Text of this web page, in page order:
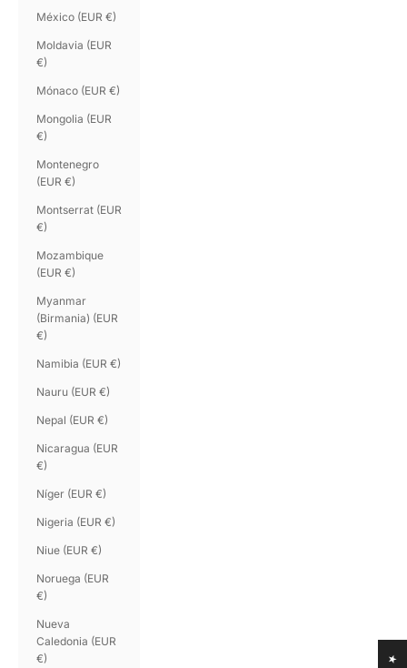
México (EUR €)
Moldavia (EUR
€)
Mónaco (EUR €)
Mongolia (EUR
€)
Montenegro
(EUR €)
Montserrat (EUR
€)
Mozambique
(EUR €)
Myanmar
(Birmania) (EUR
€)
Namibia (EUR €)
Nauru (EUR €)
Nepal (EUR €)
Nicaragua (EUR
€)
Níger (EUR €)
Nigeria (EUR €)
Niue (EUR €)
Noruega (EUR
€)
Nueva
Caledonia (EUR
€)